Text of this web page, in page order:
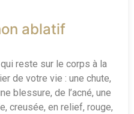
ablatif
reste sur le corps à la
de votre vie : une chute,
blessure, de l’acné, une
creusée, en relief, rouge,